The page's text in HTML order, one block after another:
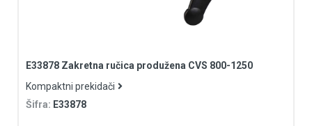
E33878 Zakretna ručica produžena CVS 800-1250
Kompaktni prekidači
Šifra: E33878